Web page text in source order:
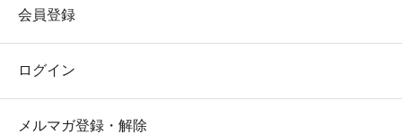
会員登録
ログイン
メルマガ登録・解除